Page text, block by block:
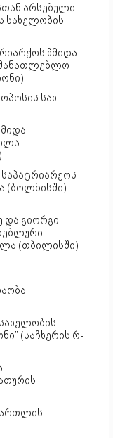
არსებული
სახელობის
წმიდა
სახ.
(ბოლნისში)
და გიორგი
(თბილისში)
(საჩხერის რ-